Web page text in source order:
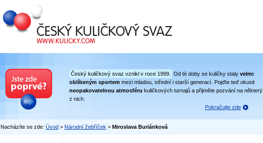
Český kuličkový svaz
Český kuličkový svaz vznikl v roce 1999. Od té doby se kuličky staly velmi
oblíbeným sportem mezi mladou, střední i starší generací. Pojďte teď okusit
neopakovatelnou atmosféru kuličkových turnajů a přijměte pozvání na některý
z nich.
Pokračujte zde
Nacházíte se zde: Úvod > Národní žebříček > Miroslava Buriánková